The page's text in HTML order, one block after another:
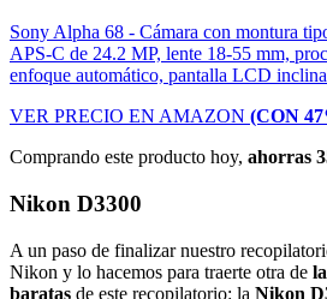
Sony Alpha 68 - Cámara con montura
APS-C de 24.2 MP, lente 18-55 mm,
enfoque automático, pantalla LCD
VER PRECIO EN AMAZON (CON
Comprando este producto hoy, ahorras
Nikon D3300
A un paso de finalizar nuestro
Nikon y lo hacemos para traerte otra de
baratas de este recopilatorio: la Nikon